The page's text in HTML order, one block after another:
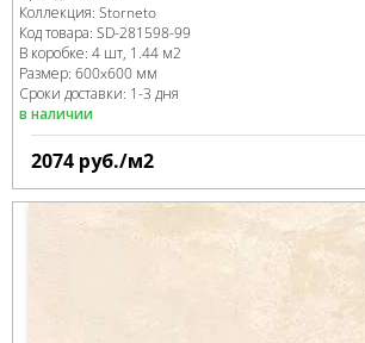
Коллекция: Storneto
Код товара: SD-281598-99
В коробке: 4 шт, 1.44 м2
Размер: 600x600 мм
Сроки доставки: 1-3 дня
в наличии
2074 руб./м2